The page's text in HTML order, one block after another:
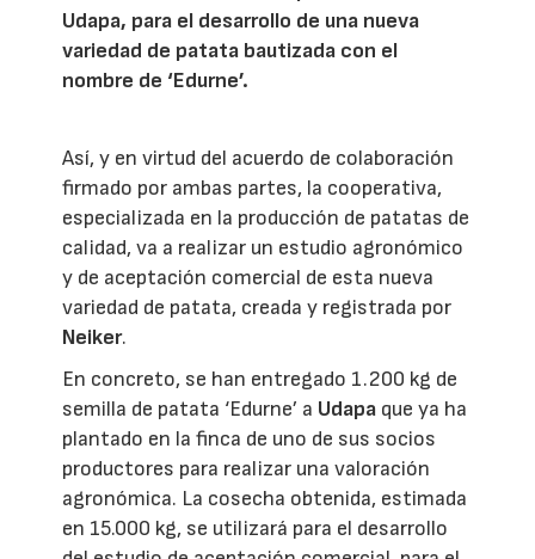
Udapa, para el desarrollo de una nueva
variedad de patata bautizada con el
nombre de ‘Edurne’.
Así, y en virtud del acuerdo de colaboración
firmado por ambas partes, la cooperativa,
especializada en la producción de patatas de
calidad, va a realizar un estudio agronómico
y de aceptación comercial de esta nueva
variedad de patata, creada y registrada por
Neiker.
En concreto, se han entregado 1.200 kg de
semilla de patata ‘Edurne’ a Udapa que ya ha
plantado en la finca de uno de sus socios
productores para realizar una valoración
agronómica. La cosecha obtenida, estimada
en 15.000 kg, se utilizará para el desarrollo